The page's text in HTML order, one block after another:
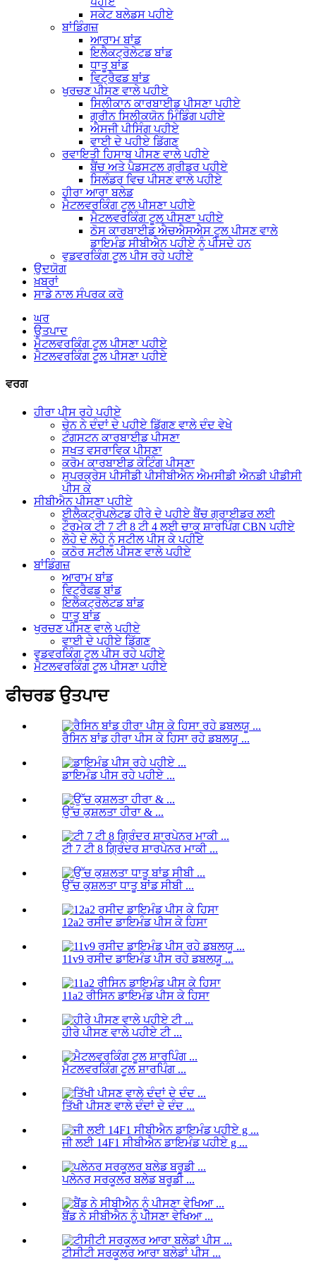
ਸਕੇਟ ਬਲੇਡਸ ਪਹੀਏ
ਬਾਂਡਿੰਗਜ਼
ਆਰਾਮ ਬਾਂਡ
ਇਲੈਕਟ੍ਰੋਲੇਟਡ ਬਾਂਡ
ਧਾਤੂ ਬਾਂਡ
ਵਿਟ੍ਰੈਫਡ ਬਾਂਡ
ਖੁਰਚਣ ਪੀਸਣ ਵਾਲੇ ਪਹੀਏ
ਸਿਲੀਕਾਨ ਕਾਰਬਾਈਡ ਪੀਸਣਾ ਪਹੀਏ
ਗ੍ਰੀਨ ਸਿਲੀਕਯੋਨ ਮਿੰਡਿੰਗ ਪਹੀਏ
ਐਸਜੀ ਪੀਸਿੰਗ ਪਹੀਏ
ਵਾਈ ਦੇ ਪਹੀਏ ਡਿੱਗਣ
ਰਵਾਇਤੀ ਹਿਸਾਬ ਪੀਸਣ ਵਾਲੇ ਪਹੀਏ
ਬੈਂਚ ਅਤੇ ਪੈਡਸਟਲ ਗ੍ਰੀਡਰ ਪਹੀਏ
ਸਿਲੰਡਰ ਵਿਚ ਪੀਸਣ ਵਾਲੇ ਪਹੀਏ
ਹੀਰਾ ਆਰਾ ਬਲੇਡ
ਮੈਟਲਵਰਕਿੰਗ ਟੂਲ ਪੀਸਣਾ ਪਹੀਏ
ਮੈਟਲਵਰਕਿੰਗ ਟੂਲ ਪੀਸਣਾ ਪਹੀਏ
ਠੋਸ ਕਾਰਬਾਈਡ ਐਚਐਸਐਸ ਟੂਲ ਪੀਸਣ ਵਾਲੇ
ਡਾਇਮੰਡ ਸੀਬੀਐਨ ਪਹੀਏ ਨੂੰ ਪੀਸਦੇ ਹਨ
ਵੁਡਵਰਕਿੰਗ ਟੂਲ ਪੀਸ ਰਹੇ ਪਹੀਏ
ਉਦਯੋਗ
ਖ਼ਬਰਾਂ
ਸਾਡੇ ਨਾਲ ਸੰਪਰਕ ਕਰੋ
ਘਰ
ਉਤਪਾਦ
ਮੈਟਲਵਰਕਿੰਗ ਟੂਲ ਪੀਸਣਾ ਪਹੀਏ
ਮੈਟਲਵਰਕਿੰਗ ਟੂਲ ਪੀਸਣਾ ਪਹੀਏ
ਵਰਗ
ਹੀਰਾ ਪੀਸ ਰਹੇ ਪਹੀਏ
ਚੇਨ ਨੇ ਦੰਦਾਂ ਦੇ ਪਹੀਏ ਡਿੱਗਣ ਵਾਲੇ ਦੰਦ ਵੇਖੇ
ਟੰਗਸਟਨ ਕਾਰਬਾਈਡ ਪੀਸਣਾ
ਸਖਤ ਵਸਰਾਵਿਕ ਪੀਸਣਾ
ਕਰੋਮ ਕਾਰਬਾਈਡ ਕੋਟਿੰਗ ਪੀਸਣਾ
ਸੁਪਰਕ੍ਰੇਸ ਪੀਸੀਡੀ ਪੀਸੀਬੀਐਨ ਐਮਸੀਡੀ ਐਨਡੀ ਪੀਡੀਸੀ
ਪੀਸ ਕੇ
ਸੀਬੀਐਨ ਪੀਸਣਾ ਪਹੀਏ
ਈਲੈਕਟ੍ਰੋਪਲੇਟਡ ਹੀਰੇ ਦੇ ਪਹੀਏ ਬੈਂਚ ਗ੍ਰਾਈਡਰ ਲਈ
ਟੌਰਮੇਕ ਟੀ 7 ਟੀ 8 ਟੀ 4 ਲਈ ਚਾਕੂ ਸ਼ਾਰਪਿੰਗ CBN ਪਹੀਏ
ਲੋਹੇ ਦੇ ਲੋਹੇ ਨੂੰ ਸਟੀਲ ਪੀਸ ਕੇ ਪਹੀਏ
ਕਠੋਰ ਸਟੀਲ ਪੀਸਣ ਵਾਲੇ ਪਹੀਏ
ਬਾਂਡਿੰਗਜ਼
ਆਰਾਮ ਬਾਂਡ
ਵਿਟ੍ਰੈਫਡ ਬਾਂਡ
ਇਲੈਕਟ੍ਰੋਲੇਟਡ ਬਾਂਡ
ਧਾਤੂ ਬਾਂਡ
ਖੁਰਚਣ ਪੀਸਣ ਵਾਲੇ ਪਹੀਏ
ਵਾਈ ਦੇ ਪਹੀਏ ਡਿੱਗਣ
ਵੁਡਵਰਕਿੰਗ ਟੂਲ ਪੀਸ ਰਹੇ ਪਹੀਏ
ਮੈਟਲਵਰਕਿੰਗ ਟੂਲ ਪੀਸਣਾ ਪਹੀਏ
ਫੀਚਰਡ ਉਤਪਾਦ
ਰੈਸਿਨ ਬਾਂਡ ਹੀਰਾ ਪੀਸ ਕੇ ਹਿਸਾ ਰਹੇ ਡਬਲਯੂ ...
ਡਾਇਮੰਡ ਪੀਸ ਰਹੇ ਪਹੀਏ ...
ਉੱਚ ਕੁਸ਼ਲਤਾ ਹੀਰਾ & ...
ਟੀ 7 ਟੀ 8 ਗ੍ਰਿੰਦਰ ਸ਼ਾਰਪੇਨਰ ਮਾਕੀ ...
ਉੱਚ ਕੁਸ਼ਲਤਾ ਧਾਤੂ ਬਾਂਡ ਸੀਬੀ ...
12a2 ਰਸੀਦ ਡਾਇਮੰਡ ਪੀਸ ਕੇ ਹਿਸਾ
11v9 ਰਸੀਦ ਡਾਇਮੰਡ ਪੀਸ ਰਹੇ ਡਬਲਯੂ ...
11a2 ਰੀਸਿਨ ਡਾਇਮੰਡ ਪੀਸ ਕੇ ਹਿਸਾ
ਹੀਰੇ ਪੀਸਣ ਵਾਲੇ ਪਹੀਏ ਟੀ ...
ਮੈਟਲਵਰਕਿੰਗ ਟੂਲ ਸ਼ਾਰਪਿੰਗ ...
ਤਿੱਖੀ ਪੀਸਣ ਵਾਲੇ ਦੰਦਾਂ ਦੇ ਦੰਦ ...
ਜੀ ਲਈ 14F1 ਸੀਬੀਐਨ ਡਾਇਮੰਡ ਪਹੀਏ g ...
ਪਲੇਨਰ ਸਰਕੂਲਰ ਬਲੇਡ ਬਰੂਡੀ ...
ਬੈਂਡ ਨੇ ਸੀਬੀਐਨ ਨੂੰ ਪੀਸਣਾ ਵੇਖਿਆ ...
ਟੀਸੀਟੀ ਸਰਕੂਲਰ ਆਰਾ ਬਲੇਡਾਂ ਪੀਸ ...